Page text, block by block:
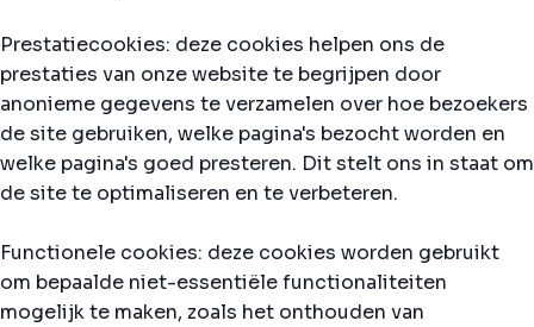
Prestatiecookies: deze cookies helpen ons de
prestaties van onze website te begrijpen door
anonieme gegevens te verzamelen over hoe bezoekers
de site gebruiken, welke pagina's bezocht worden en
welke pagina's goed presteren. Dit stelt ons in staat om
de site te optimaliseren en te verbeteren.
Functionele cookies: deze cookies worden gebruikt
om bepaalde niet-essentiële functionaliteiten
mogelijk te maken, zoals het onthouden van